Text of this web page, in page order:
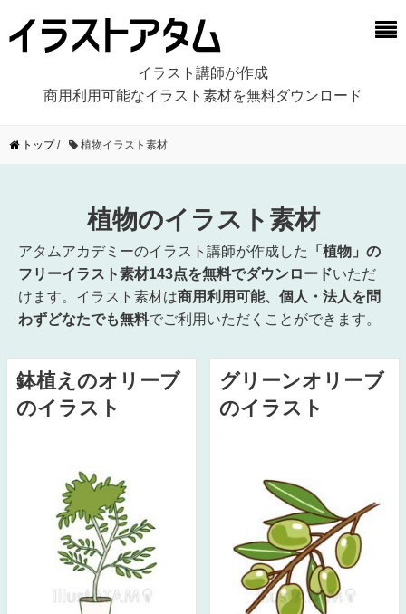
イラスト講師が作成
商用利用可能なイラスト素材を無料ダウンロード
トップ/ 植物イラスト素材
植物のイラスト素材
アタムアカデミーのイラスト講師が作成した
「植物」の
フリーイラスト素材143点を無料でダウンロードいただ
けます。イラスト素材は商用利用可能、個人・法人を問
わずどなたでも無料でご利用いただくことができます。
鉢植えのオリーブ
のイラスト
グリーンオリーブ
のイラスト